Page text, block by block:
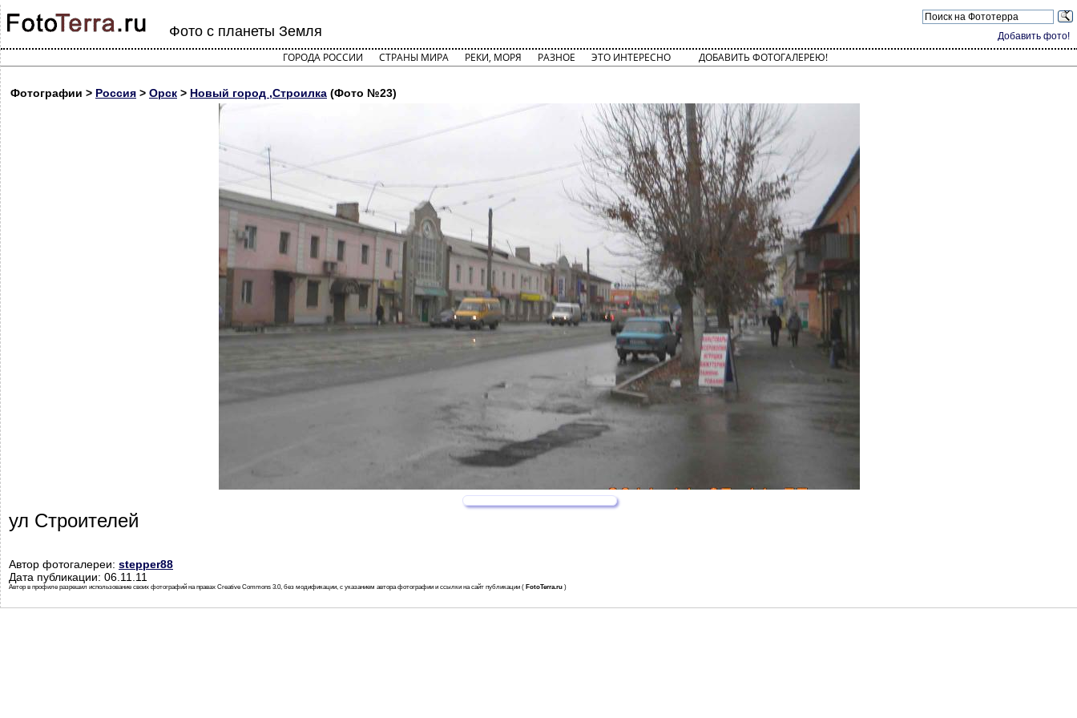
Добавить фото!
Фото с планеты Земля
ГОРОДА РОССИИ СТРАНЫ МИРА РЕКИ, МОРЯ РАЗНОЕ ЭТО ИНТЕРЕСНО ДОБАВИТЬ ФОТОГАЛЕРЕЮ!
Фотографии > Россия > Орск > Новый город ,Строилка (Фото №23)
ул Строителей
Автор фотогалереи: stepper88
Дата публикации: 06.11.11
Автор в профиле разрешил использование своих фотографий на правах Creative Commons 3.0, без модификации, с указанием автора фотографии и ссылки на сайт публикации ( FotoTerra.ru )